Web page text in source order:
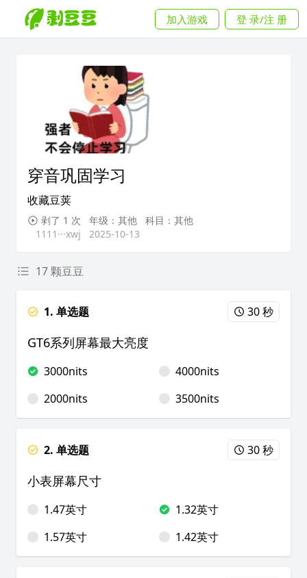
加入游戏 登 录/注 册
穿音巩固学习
收藏豆荚
剥了 1 次 年级：其他
科目：其他
1111···xwj
2025-10-13
17 颗豆豆
1. 单选题 30 秒
GT6系列屏幕最大亮度
3000nits
4000nits
2000nits
3500nits
2. 单选题 30 秒
小表屏幕尺寸
1.47英寸
1.32英寸
1.57英寸
1.42英寸